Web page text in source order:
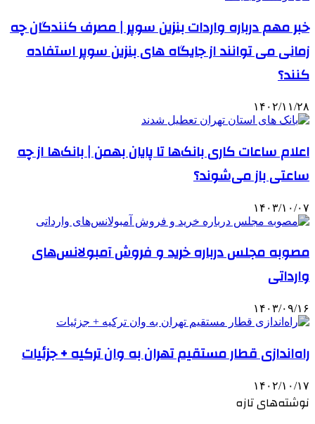
خبر مهم درباره واردات بنزین سوپر | مصرف کنندگان چه
زمانی می توانند از جایگاه های بنزین سوپر استفاده
کنند؟
۱۴۰۲/۱۱/۲۸
اعلام ساعات کاری بانک‌ها تا پایان بهمن | بانک‌ها از چه
ساعتی باز می‌شوند؟
۱۴۰۳/۱۰/۰۷
مصوبه مجلس درباره خرید و فروش آمبولانس‌های
وارداتی
۱۴۰۳/۰۹/۱۶
راه‌اندازی قطار مستقیم تهران به وان ترکیه + جزئیات
۱۴۰۲/۱۰/۱۷
نوشته‌های تازه